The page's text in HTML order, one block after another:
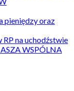
pieniędzy oraz
na uchodźstwie
WSPÓLNA